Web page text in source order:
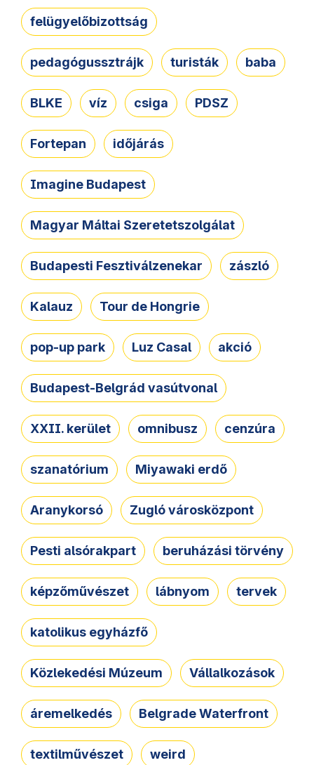
felügyelőbizottság
pedagógussztrájk turisták baba
BLKE víz csiga PDSZ
Fortepan időjárás
Imagine Budapest
Magyar Máltai Szeretetszolgálat
Budapesti Fesztiválzenekar zászló
Kalauz Tour de Hongrie
pop-up park Luz Casal akció
Budapest-Belgrád vasútvonal
XXII. kerület omnibusz cenzúra
szanatórium Miyawaki erdő
Aranykorsó Zugló városközpont
Pesti alsórakpart beruházási törvény
képzőművészet lábnyom tervek
katolikus egyházfő
Közlekedési Múzeum Vállalkozások
áremelkedés Belgrade Waterfront
textilművészet weird